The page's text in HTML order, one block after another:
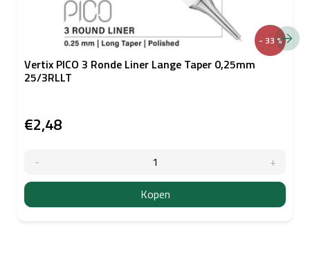
- 33 %
Vertix PICO 3 Ronde Liner Lange Taper 0,25mm
25/3RLLT
€2,48
Kopen